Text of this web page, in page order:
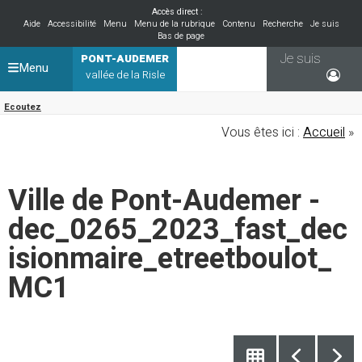
Accès direct :
Aide
Accessibilité Menu Menu de la rubrique Contenu Recherche
Je suis
Bas de page
PONT-AUDEMER
vallée de la Risle
Ecoutez
Je suis
Menu
Vous êtes ici : Accueil »
Ville de Pont-Audemer -
dec_0265_2023_fast_dec
isionmaire_etreetboulot_
MC1